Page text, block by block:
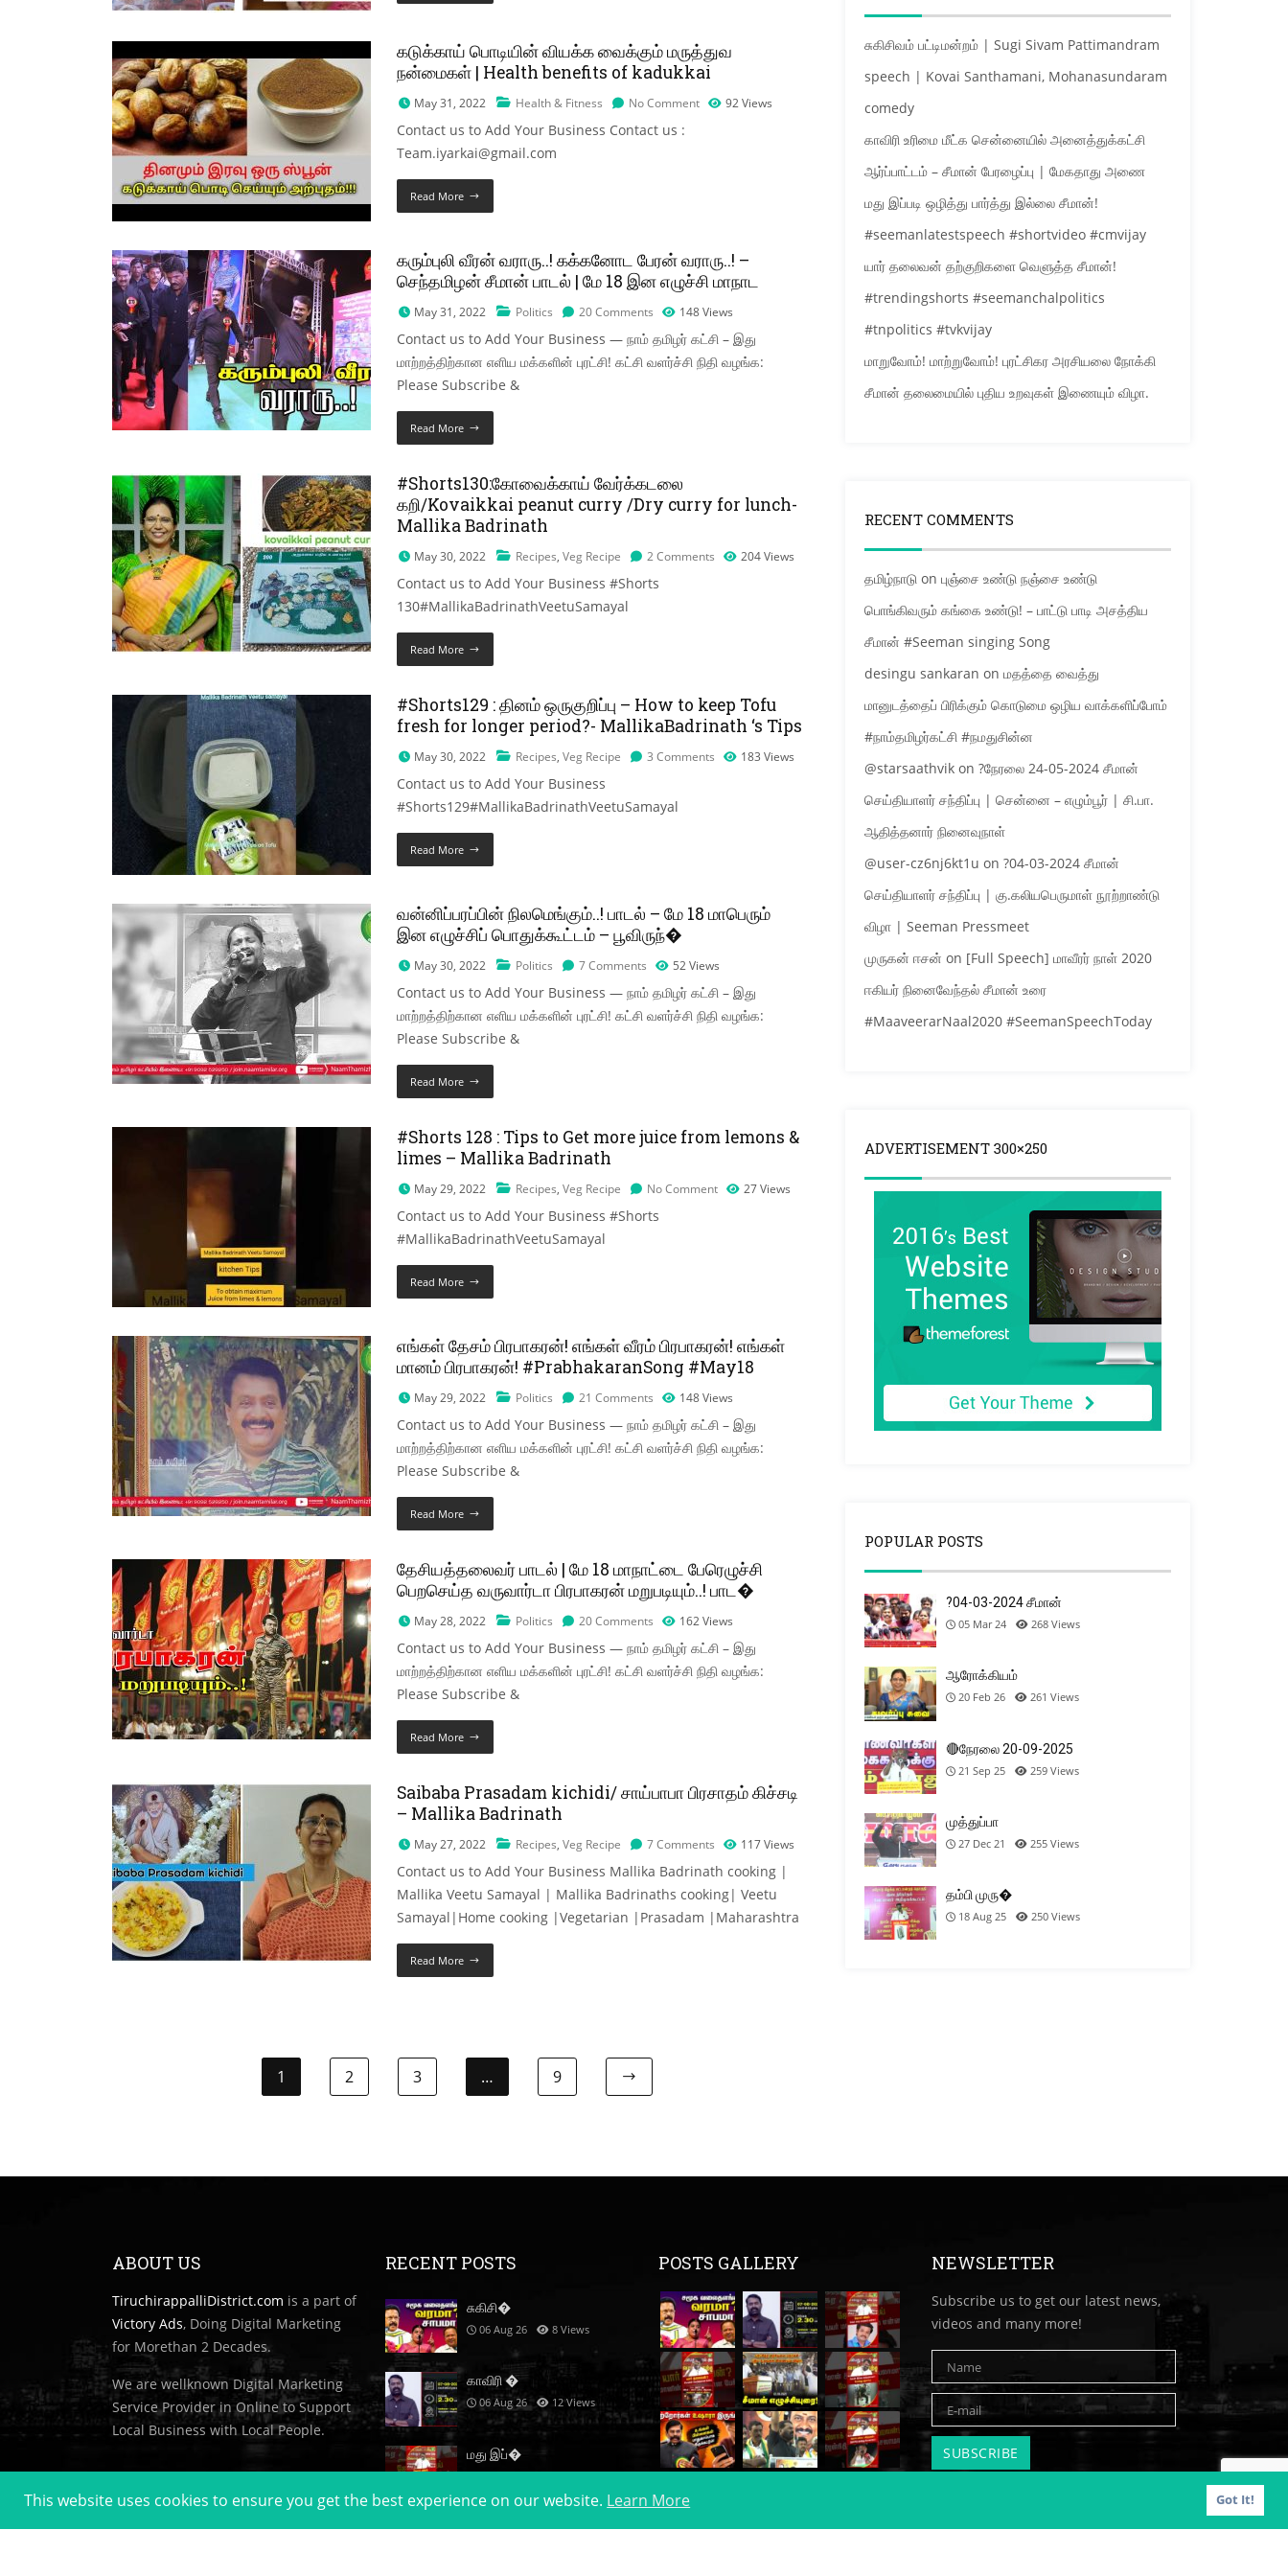
This website uses cookies to ensure you get the best experience on our website. Learn More Got It!
கடுக்காய் பொடியின் வியக்க வைக்கும் மருத்துவ
நன்மைகள் | Health benefits of kadukkai
May 31, 2022 Health & Fitness No Comment 92Views
Contact us to Add Your Business Contact us :
Team.iyarkai@gmail.com
Read More
கரும்புலி வீரன் வராரு..! கக்கனோட பேரன் வராரு..! –
செந்தமிழன் சீமான் பாடல் | மே 18 இன எழுச்சி மாநாட
May 31, 2022 Politics 20 Comments 148Views
Contact us to Add Your Business — நாம் தமிழர் கட்சி – இது
மாற்றத்திற்கான எளிய மக்களின் புரட்சி! கட்சி வளர்ச்சி நிதி வழங்க:
Please Subscribe &
Read More
#Shorts130:கோவைக்காய் வேர்க்கடலை
கறி/Kovaikkai peanut curry /Dry curry for lunch-
Mallika Badrinath
May 30, 2022 Recipes, Veg Recipe 2 Comments 204Views
Contact us to Add Your Business #Shorts
130#MallikaBadrinathVeetuSamayal
Read More
#Shorts129 : தினம் ஒருகுறிப்பு – How to keep Tofu
fresh for longer period?- MallikaBadrinath ‘s Tips
May 30, 2022 Recipes, Veg Recipe 3 Comments 183 Views
Contact us to Add Your Business
#Shorts129#MallikaBadrinathVeetuSamayal
Read More
வன்னிப்பரப்பின் நிலமெங்கும்..! பாடல் – மே 18 மாபெரும்
இன எழுச்சிப் பொதுக்கூட்டம் – பூவிருந்�
May 30, 2022 Politics 7 Comments 52Views
Contact us to Add Your Business — நாம் தமிழர் கட்சி – இது
மாற்றத்திற்கான எளிய மக்களின் புரட்சி! கட்சி வளர்ச்சி நிதி வழங்க:
Please Subscribe &
Read More
#Shorts 128 : Tips to Get more juice from lemons &
limes – Mallika Badrinath
May 29, 2022 Recipes, Veg Recipe No Comment 27Views
Contact us to Add Your Business #Shorts
#MallikaBadrinathVeetuSamayal
Read More
எங்கள் தேசம் பிரபாகரன்! எங்கள் வீரம் பிரபாகரன்! எங்கள்
மானம் பிரபாகரன்! #PrabhakaranSong #May18
May 29, 2022 Politics 21 Comments 148Views
Contact us to Add Your Business — நாம் தமிழர் கட்சி – இது
மாற்றத்திற்கான எளிய மக்களின் புரட்சி! கட்சி வளர்ச்சி நிதி வழங்க:
Please Subscribe &
Read More
தேசியத்தலைவர் பாடல் | மே 18 மாநாட்டை பேரெழுச்சி
பெறசெய்த வருவார்டா பிரபாகரன் மறுபடியும்..! பாட�
May 28, 2022 Politics 20 Comments 162Views
Contact us to Add Your Business — நாம் தமிழர் கட்சி – இது
மாற்றத்திற்கான எளிய மக்களின் புரட்சி! கட்சி வளர்ச்சி நிதி வழங்க:
Please Subscribe &
Read More
Saibaba Prasadam kichidi/ சாய்பாபா பிரசாதம் கிச்சடி
– Mallika Badrinath
May 27, 2022 Recipes, Veg Recipe 7 Comments 117Views
Contact us to Add Your Business Mallika Badrinath cooking |
Mallika Veetu Samayal | Mallika Badrinaths cooking| Veetu
Samayal|Home cooking |Vegetarian |Prasadam |Maharashtra
Read More
1 2 3 … 9
சுகிசிவம் பட்டிமன்றம் | Sugi Sivam Pattimandram
speech | Kovai Santhamani, Mohanasundaram
comedy
காவிரி உரிமை மீட்க சென்னையில் அனைத்துக்கட்சி
ஆர்ப்பாட்டம் – சீமான் பேரழைப்பு | மேகதாது அணை
மது இப்படி ஒழித்து பார்த்து இல்லை சீமான்!
#seemanlatestspeech #shortvideo #cmvijay
யார் தலைவன் தற்குறிகளை வெளுத்த சீமான்!
#trendingshorts #seemanchalpolitics
#tnpolitics #tvkvijay
மாறுவோம்! மாற்றுவோம்! புரட்சிகர அரசியலை நோக்கி
சீமான் தலைமையில் புதிய உறவுகள் இணையும் விழா.
RECENT COMMENTS
தமிழ்நாடு on புஞ்சை உண்டு நஞ்சை உண்டு
பொங்கிவரும் கங்கை உண்டு! – பாட்டு பாடி அசத்திய
சீமான் #Seeman singing Song
desingu sankaran on மதத்தை வைத்து
மானுடத்தைப் பிரிக்கும் கொடுமை ஒழிய வாக்களிப்போம்
#நாம்தமிழர்கட்சி #நமதுசின்ன
@starsaathvik on ?நேரலை 24-05-2024 சீமான்
செய்தியாளர் சந்திப்பு | சென்னை – எழும்பூர் | சி.பா.
ஆதித்தனார் நினைவுநாள்
@user-cz6nj6kt1u on ?04-03-2024 சீமான்
செய்தியாளர் சந்திப்பு | கு.கலியபெருமாள் நூற்றாண்டு
விழா | Seeman Pressmeet
முருகன் ஈசன் on [Full Speech] மாவீரர் நாள் 2020
ஈகியர் நினைவேந்தல் சீமான் உரை
#MaaveerarNaal2020 #SeemanSpeechToday
ADVERTISEMENT 300×250
POPULAR POSTS
?04-03-2024 சீமான்
05 Mar 24 268 Views
ஆரோக்கியம்
20 Feb 26 261 Views
🔴நேரலை 20-09-2025
21 Sep 25 259 Views
முத்துப்பா
27 Dec 21 255 Views
தம்பி முரு�
18 Aug 25 250 Views
ABOUT US
TiruchirappalliDistrict.com is a part of
Victory Ads, Doing Digital Marketing
for Morethan 2 Decades.
We are wellknown Digital Marketing
Service Provider in Online to Support
Local Business with Local People.
RECENT POSTS
சுகிசி�
06 Aug 26 8 Views
காவிரி �
06 Aug 26 12 Views
மது இப்�
06 Aug 26 13Views
POSTS GALLERY NEWSLETTER
Subscribe us to get our latest news,
videos and many more!